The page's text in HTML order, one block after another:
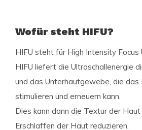
Wofür steht HIFU?
HIFU steht für High Intensity Focus
HIFU liefert die Ultraschallenergie
und das Unterhautgewebe, die das
stimulieren und erneuern kann.
Dies kann dann die Textur der
Erschlaffen der Haut reduzieren.